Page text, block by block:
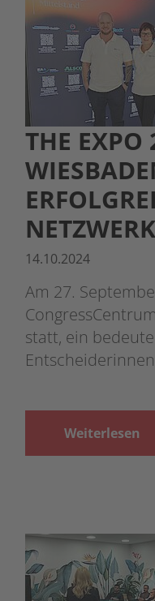
THE EXPO
14.10.2024
Am 27.
statt, ein
Weiterlesen